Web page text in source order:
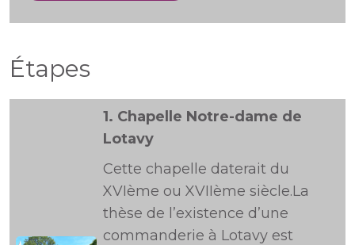
Étapes
1. Chapelle Notre-dame de
Lotavy
Cette chapelle daterait du
XVIème ou XVIIème siècle.La
thèse de l’existence d’une
commanderie à Lotavy est